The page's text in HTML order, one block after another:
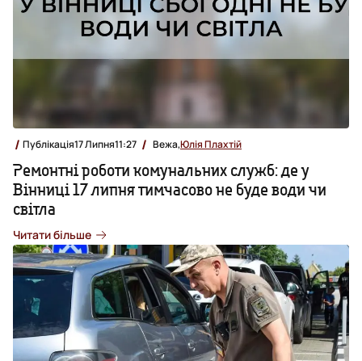
Публікація17 Липня11:27 Вежа,Юлія Плахтій
Ремонтні роботи комунальних служб: де у
Вінниці 17 липня тимчасово не буде води чи
світла
Читати більше